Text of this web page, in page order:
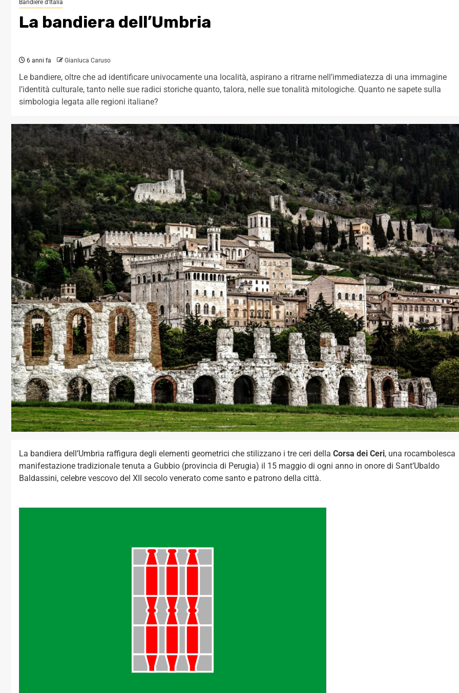
Bandiere d'Italia
La bandiera dell’Umbria
6 anni fa Gianluca Caruso
Le bandiere, oltre che ad identificare univocamente una località, aspirano a ritrarne nell’immediatezza di una immagine
l’identità culturale, tanto nelle sue radici storiche quanto, talora, nelle sue tonalità mitologiche. Quanto ne sapete sulla
simbologia legata alle regioni italiane?
La bandiera dell’Umbria raffigura degli elementi geometrici che stilizzano i tre ceri della Corsa dei Ceri, una rocambolesca
manifestazione tradizionale tenuta a Gubbio (provincia di Perugia) il 15 maggio di ogni anno in onore di Sant’Ubaldo
Baldassini, celebre vescovo del XII secolo venerato come santo e patrono della città.